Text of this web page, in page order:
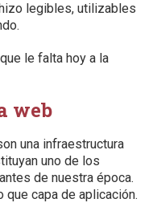
legibles, utilizables
le falta hoy a la
web
una infraestructura
uno de los
de nuestra época.
capa de aplicación.